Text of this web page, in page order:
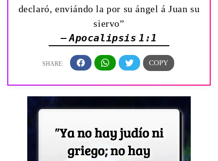
declaró, enviándo la por su ángel á Juan su
siervo”
— Apocalipsis 1:1